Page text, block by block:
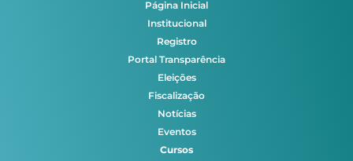
Página Inicial
Institucional
Registro
Portal Transparência
Eleições
Fiscalização
Notícias
Eventos
Cursos